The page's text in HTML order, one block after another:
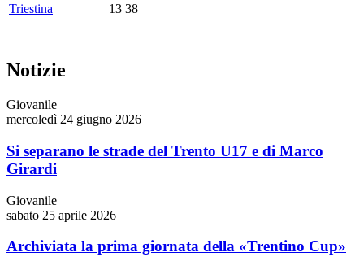
Triestina 13 38
Notizie
Giovanile
mercoledì 24 giugno 2026
Si separano le strade del Trento U17 e di Marco
Girardi
Giovanile
sabato 25 aprile 2026
Archiviata la prima giornata della «Trentino Cup»